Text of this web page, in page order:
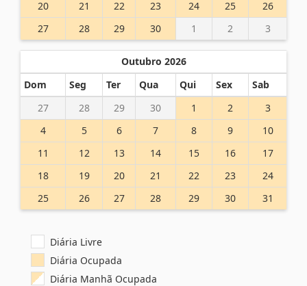
20 21 22 23 24 25
26
27
28 29 30 1 2 3
Outubro 2026
Dom
Seg Ter Qua Qui Sex
Sab
27
28 29 30 1 2
3
4
5 6 7 8 9
10
11
12 13 14 15 16
17
18
19 20 21 22 23
24
25
26 27 28 29 30 31
Diária Livre
Diária Ocupada
Diária Manhã Ocupada